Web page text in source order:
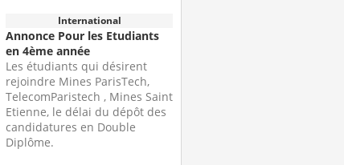
International
Annonce Pour les Etudiants
en 4ème année
Les étudiants qui désirent
rejoindre Mines ParisTech,
TelecomParistech , Mines Saint
Etienne, le délai du dépôt des
candidatures en Double
Diplôme.